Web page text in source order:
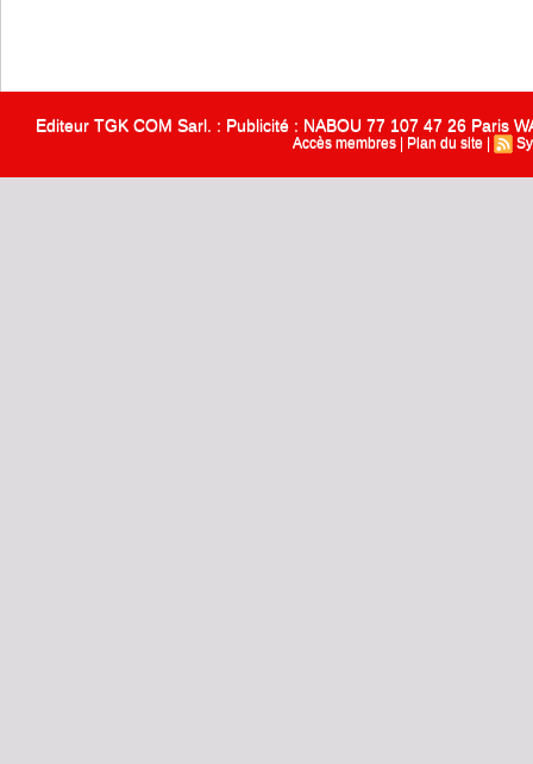
Editeur TGK COM Sarl. : Publicité : NABOU 77 107 47 26 Paris
Accès membres Plan du site